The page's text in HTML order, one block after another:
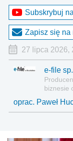
Subskrybuj
Zapisz się na
27 lipca 2026,
e-file
biznesie
oprac. Paweł